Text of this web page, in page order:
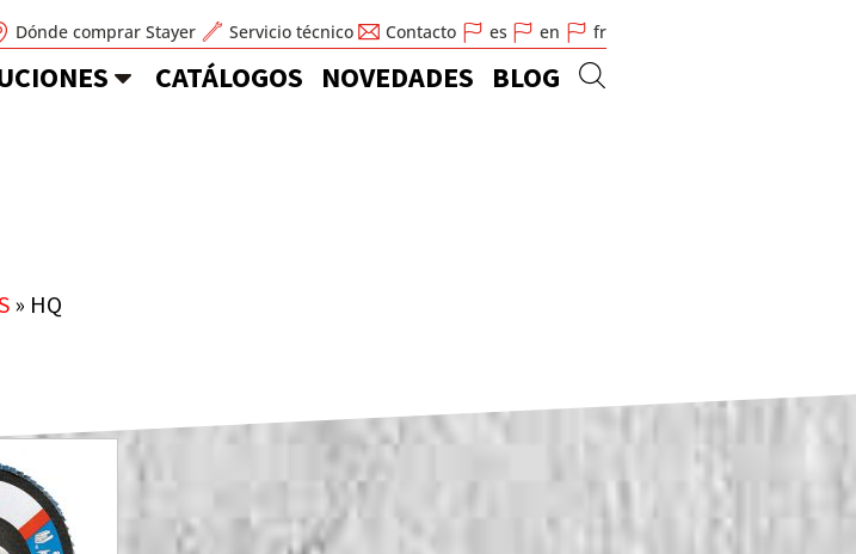
Dónde comprar Stayer Servicio técnico Contacto es en fr
CATÁLOGOS NOVEDADES BLOG
» HQ